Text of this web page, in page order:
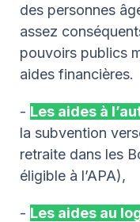
des personnes
assez
pouvoirs publics
aides financières.
- Les aides à
la subvention
retraite dans les
éligible à l’APA),
- Les aides au